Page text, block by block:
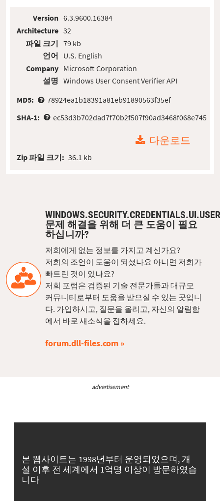
Version
Architecture
파일 크기
언어
Company
설명
6.3.9600.16384
32
79 kb
U.S. English
Microsoft Corporation
Windows User Consent Verifier API
MD5:
78924ea1b18391a81eb91890563f35ef
SHA-1:
ec53d3b702dad7f70b2f507f90ad3468f068e745
다운로드
Zip 파일 크기: 36.1 kb
문제 해결을 위해 더 큰 도움이 필요
하십니까?
저희에게 없는 정보를 가지고 계신가요?
저희의 조언이 도움이 되셨나요 아니면 저희가
빠트린 것이 있나요?
저희 포럼은 검증된 기술 전문가들과 대규모
커뮤니티로부터 도움을 받으실 수 있는 곳입니
다. 가입하시고, 질문을 올리고, 자신의 알림함
에서 바로 새소식을 접하세요.
forum.dll-files.com
advertisement
본 웹사이트는 1998년부터 운영되었으며, 개
설 이후 전 세계에서 1억명 이상이 방문하였습
니다